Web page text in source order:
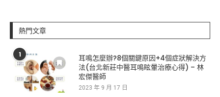
熱門文章
1
耳鳴怎麼辦?8個關鍵原因+4個症狀解決方
法(台北新莊中醫耳鳴眩暈治療心得) – 林
宏傑醫師
2023 年 9 月 17 日